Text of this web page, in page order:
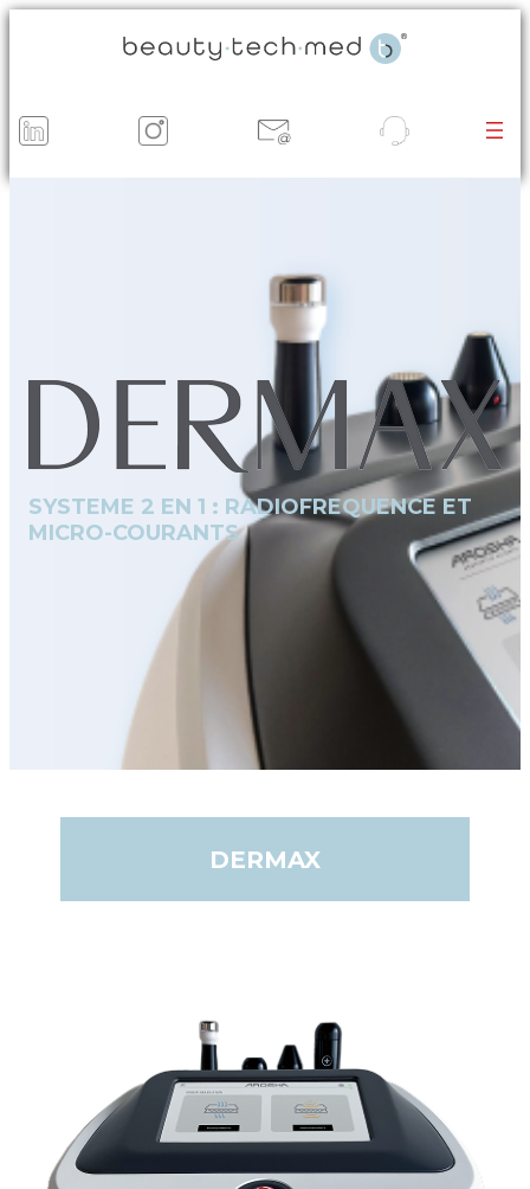
SYSTEME 2 EN 1 : RADIOFREQUENCE ET
MICRO-COURANTS
DERMAX